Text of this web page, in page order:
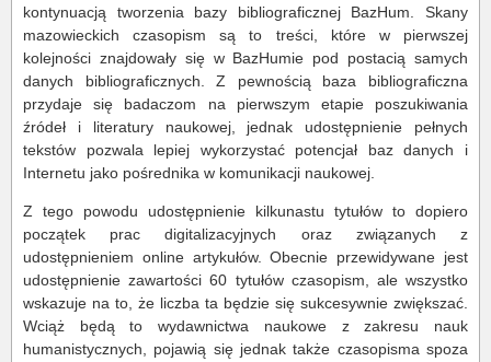
kontynuacją tworzenia bazy bibliograficznej BazHum. Skany
mazowieckich czasopism są to treści, które w pierwszej
kolejności znajdowały się w BazHumie pod postacią samych
danych bibliograficznych. Z pewnością baza bibliograficzna
przydaje się badaczom na pierwszym etapie poszukiwania
źródeł i literatury naukowej, jednak udostępnienie pełnych
tekstów pozwala lepiej wykorzystać potencjał baz danych i
Internetu jako pośrednika w komunikacji naukowej.
Z tego powodu udostępnienie kilkunastu tytułów to dopiero
początek prac digitalizacyjnych oraz związanych z
udostępnieniem online artykułów. Obecnie przewidywane jest
udostępnienie zawartości 60 tytułów czasopism, ale wszystko
wskazuje na to, że liczba ta będzie się sukcesywnie zwiększać.
Wciąż będą to wydawnictwa naukowe z zakresu nauk
humanistycznych, pojawią się jednak także czasopisma spoza